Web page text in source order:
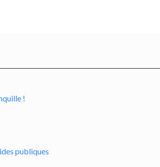
!
publiques